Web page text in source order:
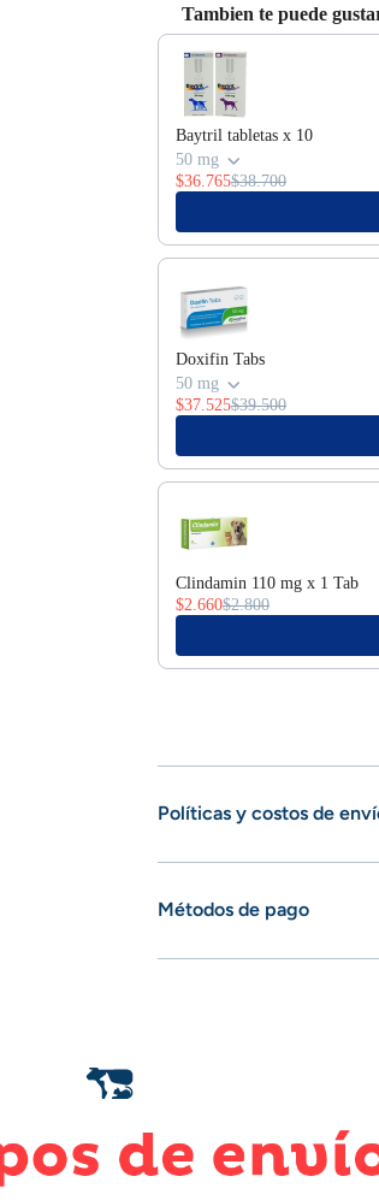
Tambien te puede
Use the Previous and Next
Baytril tabletas x 10
50 mg
$36.765$38.700
Doxifin Tabs
50 mg
$37.525$39.500
Clindamin 110 mg x 1 Tab
$2.660$2.800
Políticas y costos de
Métodos de pago